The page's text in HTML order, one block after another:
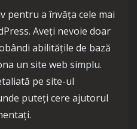
a învăța cele mai
Aveți nevoie doar
abilitățile de bază
un site web simplu.
pe site-ul
puteți cere ajutorul